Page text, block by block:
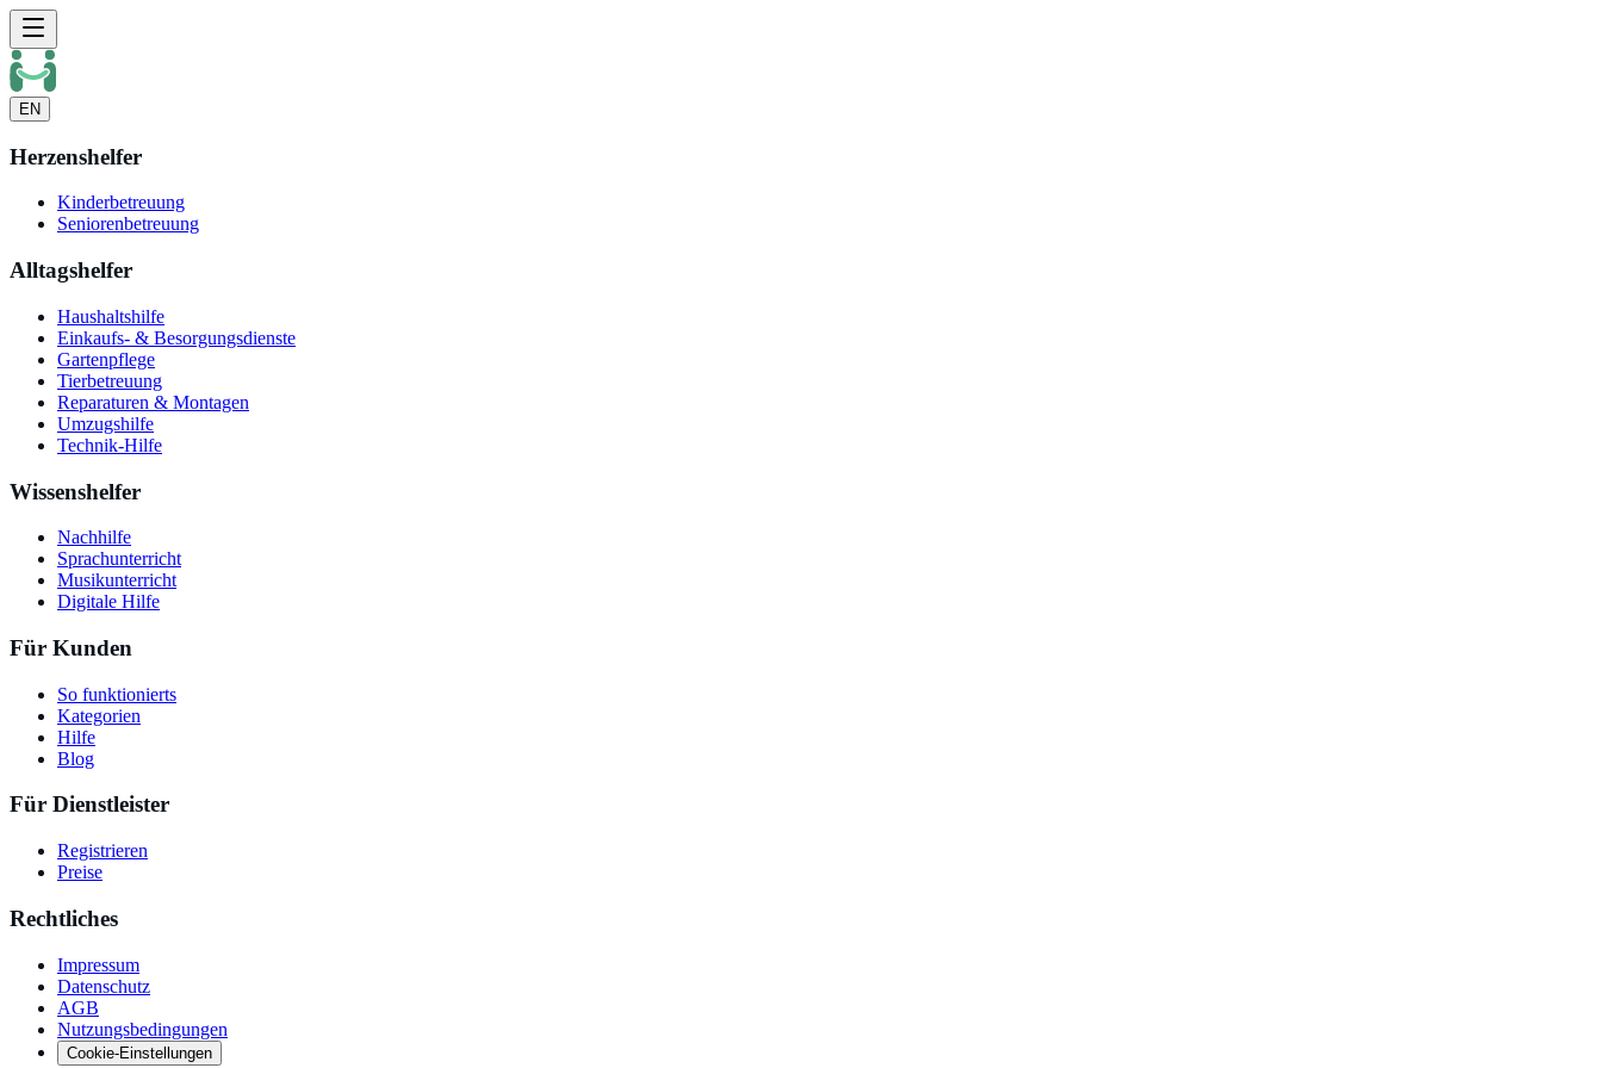
EN
Herzenshelfer
Kinderbetreuung
Seniorenbetreuung
Alltagshelfer
Haushaltshilfe
Einkaufs- & Besorgungsdienste
Gartenpflege
Tierbetreuung
Reparaturen & Montagen
Umzugshilfe
Technik-Hilfe
Wissenshelfer
Nachhilfe
Sprachunterricht
Musikunterricht
Digitale Hilfe
Für Kunden
So funktionierts
Kategorien
Hilfe
Blog
Für Dienstleister
Registrieren
Preise
Rechtliches
Impressum
Datenschutz
AGB
Nutzungsbedingungen
Cookie-Einstellungen